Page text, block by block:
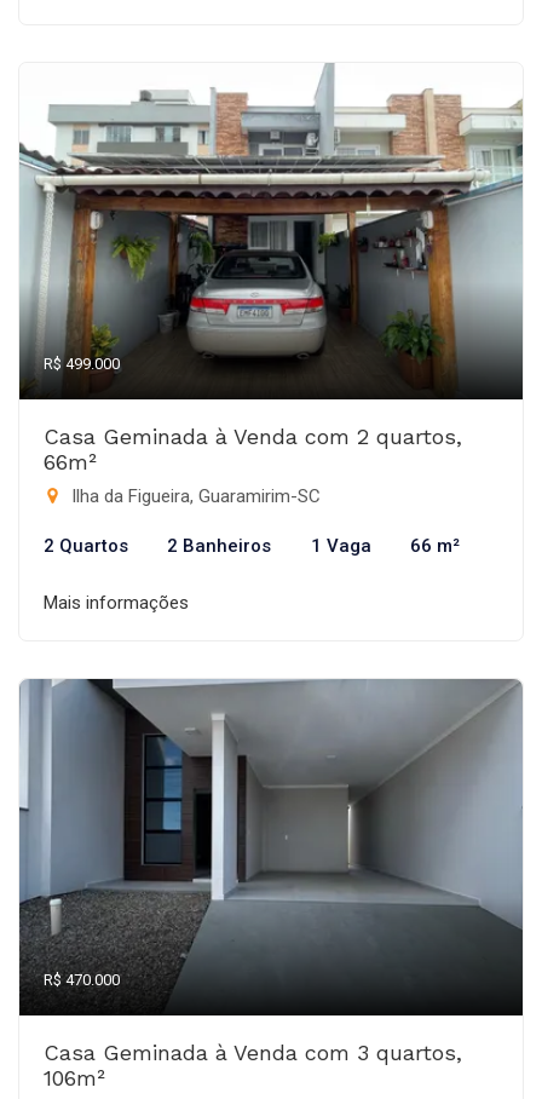
R$ 499.000
Casa Geminada à Venda com 2 quartos,
66m²
Ilha da Figueira, Guaramirim-SC
2 Quartos 2 Banheiros 1 Vaga 66 m²
Mais informações
R$ 470.000
Casa Geminada à Venda com 3 quartos,
106m²